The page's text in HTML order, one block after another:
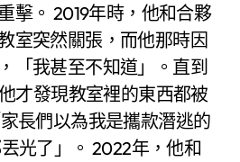
擊。 2019年時，他和合夥
室突然關張，而他那時因
「我甚至不知道」。直到
才發現教室裡的東西都被
長們以為我是攜款潛逃的
丟光了」。 2022年，他和